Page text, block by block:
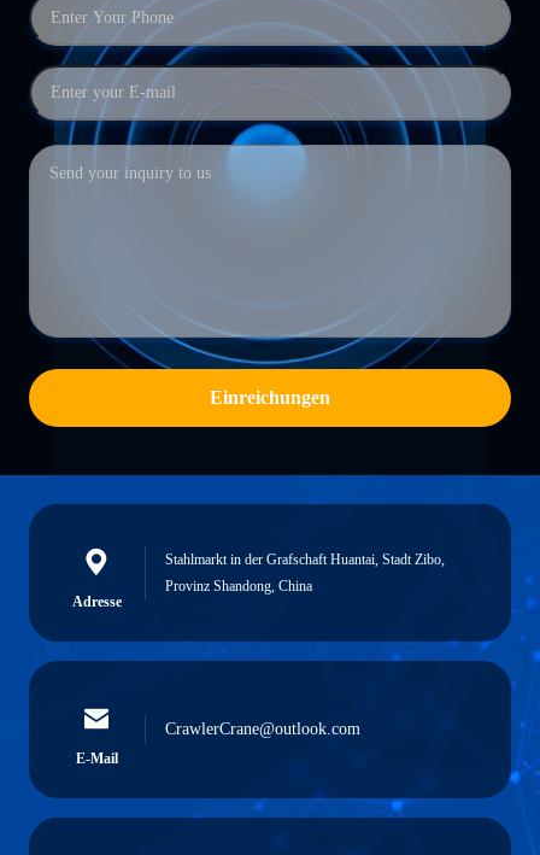
Einreichungen
Adresse
Stahlmarkt in der Grafschaft Huantai, Stadt Zibo,
Provinz Shandong, China
E-Mail
CrawlerCrane@outlook.com